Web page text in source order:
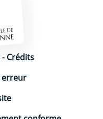
-Crédits
erreur